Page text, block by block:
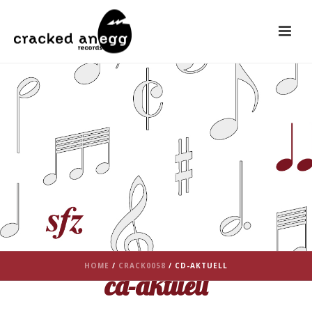
HOME / CRACK0058 / CD-AKTUELL
cd-aktuell